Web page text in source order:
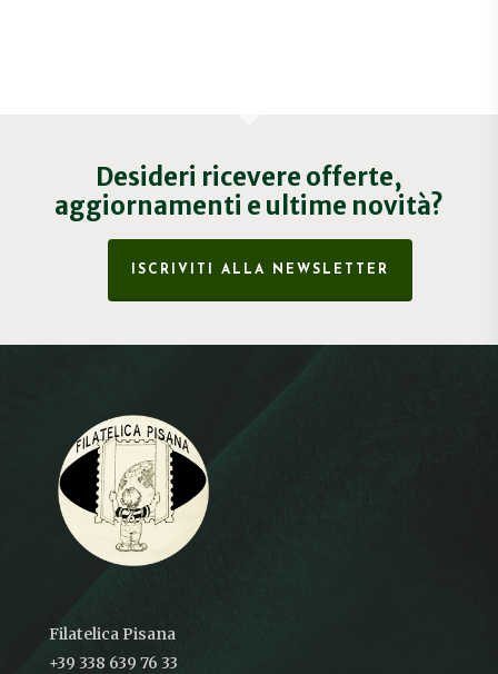
Desideri ricevere offerte,
aggiornamenti e ultime novità?
ISCRIVITI ALLA NEWSLETTER
Filatelica Pisana
+39 338 639 76 33